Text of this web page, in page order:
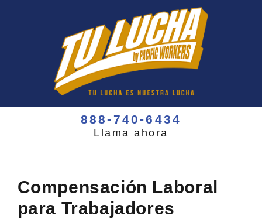
888-740-6434
Llama ahora
Compensación Laboral
para Trabajadores